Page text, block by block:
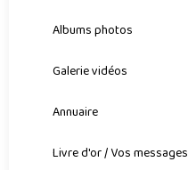
Albums photos
Galerie vidéos
Annuaire
Livre d'or / Vos messages